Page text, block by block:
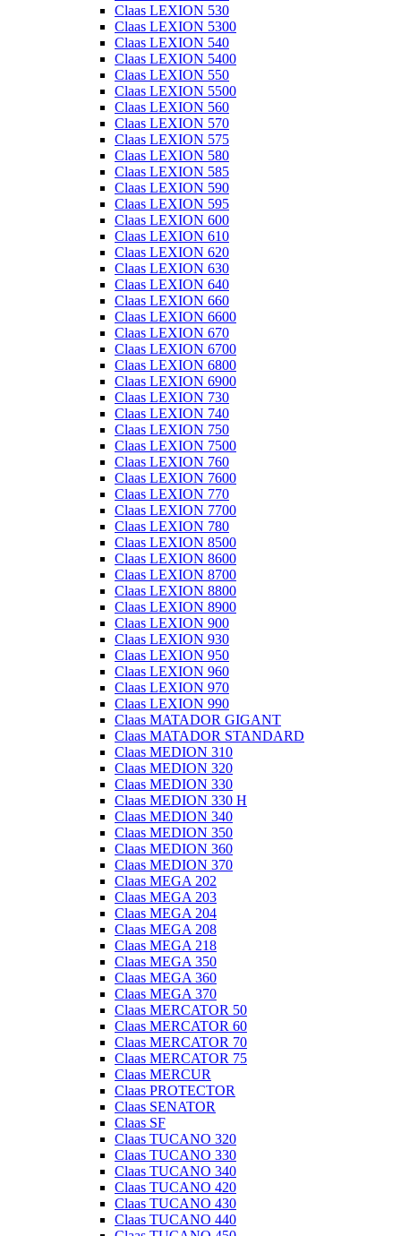
Claas LEXION 530
Claas LEXION 5300
Claas LEXION 540
Claas LEXION 5400
Claas LEXION 550
Claas LEXION 5500
Claas LEXION 560
Claas LEXION 570
Claas LEXION 575
Claas LEXION 580
Claas LEXION 585
Claas LEXION 590
Claas LEXION 595
Claas LEXION 600
Claas LEXION 610
Claas LEXION 620
Claas LEXION 630
Claas LEXION 640
Claas LEXION 660
Claas LEXION 6600
Claas LEXION 670
Claas LEXION 6700
Claas LEXION 6800
Claas LEXION 6900
Claas LEXION 730
Claas LEXION 740
Claas LEXION 750
Claas LEXION 7500
Claas LEXION 760
Claas LEXION 7600
Claas LEXION 770
Claas LEXION 7700
Claas LEXION 780
Claas LEXION 8500
Claas LEXION 8600
Claas LEXION 8700
Claas LEXION 8800
Claas LEXION 8900
Claas LEXION 900
Claas LEXION 930
Claas LEXION 950
Claas LEXION 960
Claas LEXION 970
Claas LEXION 990
Claas MATADOR GIGANT
Claas MATADOR STANDARD
Claas MEDION 310
Claas MEDION 320
Claas MEDION 330
Claas MEDION 330 H
Claas MEDION 340
Claas MEDION 350
Claas MEDION 360
Claas MEDION 370
Claas MEGA 202
Claas MEGA 203
Claas MEGA 204
Claas MEGA 208
Claas MEGA 218
Claas MEGA 350
Claas MEGA 360
Claas MEGA 370
Claas MERCATOR 50
Claas MERCATOR 60
Claas MERCATOR 70
Claas MERCATOR 75
Claas MERCUR
Claas PROTECTOR
Claas SENATOR
Claas SF
Claas TUCANO 320
Claas TUCANO 330
Claas TUCANO 340
Claas TUCANO 420
Claas TUCANO 430
Claas TUCANO 440